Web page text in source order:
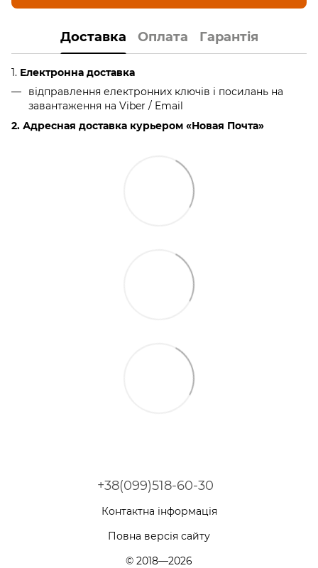
Доставка Оплата Гарантія
1. Електронна доставка
відправлення електронних ключів і посилань на
завантаження на Viber / Email
2. Адресная доставка курьером «Новая Почта»
+38(099)518-60-30
Контактна інформація
Повна версія сайту
© 2018—2026